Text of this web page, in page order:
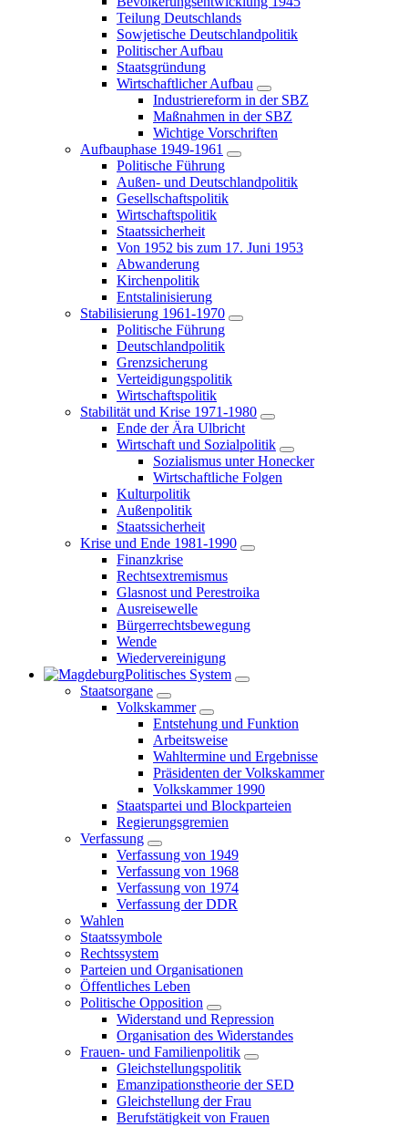
Teilung Deutschlands
Sowjetische Deutschlandpolitik
Politischer Aufbau
Staatsgründung
Wirtschaftlicher Aufbau
Industriereform in der SBZ
Maßnahmen in der SBZ
Wichtige Vorschriften
Aufbauphase 1949-1961
Politische Führung
Außen- und Deutschlandpolitik
Gesellschaftspolitik
Wirtschaftspolitik
Staatssicherheit
Von 1952 bis zum 17. Juni 1953
Abwanderung
Kirchenpolitik
Entstalinisierung
Stabilisierung 1961-1970
Politische Führung
Deutschlandpolitik
Grenzsicherung
Verteidigungspolitik
Wirtschaftspolitik
Stabilität und Krise 1971-1980
Ende der Ära Ulbricht
Wirtschaft und Sozialpolitik
Sozialismus unter Honecker
Wirtschaftliche Folgen
Kulturpolitik
Außenpolitik
Staatssicherheit
Krise und Ende 1981-1990
Finanzkrise
Rechtsextremismus
Glasnost und Perestroika
Ausreisewelle
Bürgerrechtsbewegung
Wende
Wiedervereinigung
Politisches System
Staatsorgane
Volkskammer
Entstehung und Funktion
Arbeitsweise
Wahltermine und Ergebnisse
Präsidenten der Volkskammer
Volkskammer 1990
Staatspartei und Blockparteien
Regierungsgremien
Verfassung
Verfassung von 1949
Verfassung von 1968
Verfassung von 1974
Verfassung der DDR
Wahlen
Staatssymbole
Rechtssystem
Parteien und Organisationen
Öffentliches Leben
Politische Opposition
Widerstand und Repression
Organisation des Widerstandes
Frauen- und Familienpolitik
Gleichstellungspolitik
Emanzipationstheorie der SED
Gleichstellung der Frau
Berufstätigkeit von Frauen